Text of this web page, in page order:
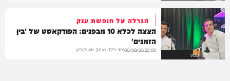
VOD
הגרלה על חופשת ענק
הצצה לכלא 10 מבפנים: הפודקאסט של 'בין
הזמנים'
20:00
06/08/26יוסי פלד ויצחק מושקוביץ